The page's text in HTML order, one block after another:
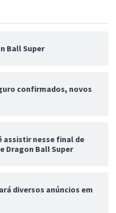
Ball Super
confirmados, novos
assistir nesse final de
Dragon Ball Super
diversos anúncios em